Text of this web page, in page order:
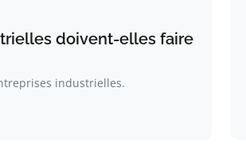
doivent-elles faire
industrielles.